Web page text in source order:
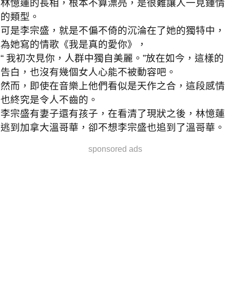
林憶蓮的長相，根本不算漂亮，是很難讓人一見鍾情
的類型。
可是李宗盛，就是不偏不倚的沉淪在了她的獨特中，
為她寫的情歌《我是真的愛你》，
“ 我初次見你，人群中獨自美麗。”放在如今，這樣的
告白，也沒有幾個女人心能不被動容吧。
然而，即使在音樂上他們看似是天作之合，這段感情
也終究是令人不齒的。
李宗盛有妻子還有孩子，在看清了現狀之後，林憶蓮
逃到加拿大溫哥華，卻不想李宗盛也追到了溫哥華。
sponsored ads